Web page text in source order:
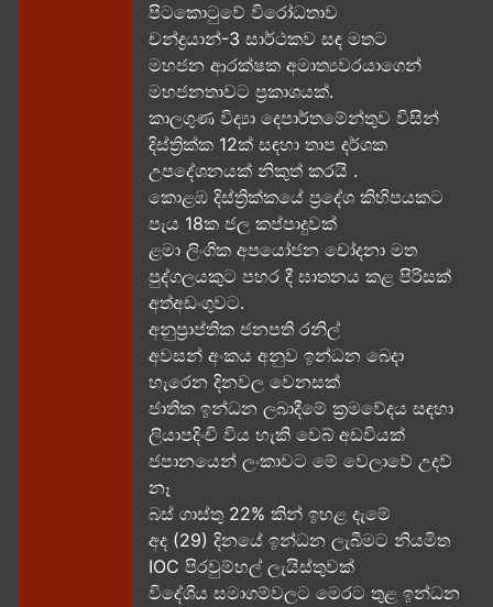
පිටකොටුවේ විරෝධතාව
චන්ද්‍රයාන්-3 සාර්ථකව සඳ මතට​
මහජන ආරක්ෂක අමාත්‍යවරයාගෙන්
මහජනතාවට ප්‍රකාශයක්.
කාලගුණ විද්‍යා දෙපාර්තමේන්තුව විසින්
දිස්ත්‍රික්ක 12ක් සඳහා තාප දර්ශක
උපදේශනයක් නිකුත් කරයි .
කොළඹ දිස්ත්‍රික්කයේ ප්‍රදේශ කිහිපයකට
පැය 18ක ජල කප්පාදුවක්
ළමා ලිංගික අපයෝජන චෝදනා මත
පුද්ගලයකුට පහර දී ඝාතනය කළ පිරිසක්
අත්අඩංගුවට.
අනුප්‍රාප්තික ජනපති රනිල්
අවසන් අංකය අනුව ඉන්ධන බෙදා
හැරෙන දිනවල වෙනසක්
ජාතික ඉන්ධන ලබාදීමේ ක්‍රමවේදය සඳහා
ලියාපදිංචි විය හැකි වෙබ් අඩවියක්
ජපානයෙන් ලංකාවට මේ වෙලාවේ උදව්
නෑ
බස් ගාස්තු 22% කින් ඉහළ දැමේ
අද (29) දිනයේ ඉන්ධන ලැබීමට නියමිත
IOC පිරවුම්හල් ලැයිස්තුවක්
විදේශීය සමාගම්වලට මෙරට තුළ ඉන්ධන